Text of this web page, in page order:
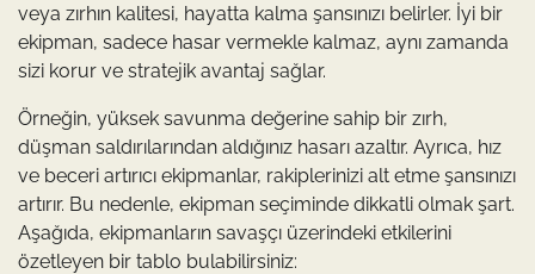
veya zırhın kalitesi, hayatta kalma şansınızı belirler. İyi bir
ekipman, sadece hasar vermekle kalmaz, aynı zamanda
sizi korur ve stratejik avantaj sağlar.
Örneğin, yüksek savunma değerine sahip bir zırh,
düşman saldırılarından aldığınız hasarı azaltır. Ayrıca, hız
ve beceri artırıcı ekipmanlar, rakiplerinizi alt etme şansınızı
artırır. Bu nedenle, ekipman seçiminde dikkatli olmak şart.
Aşağıda, ekipmanların savaşçı üzerindeki etkilerini
özetleyen bir tablo bulabilirsiniz: